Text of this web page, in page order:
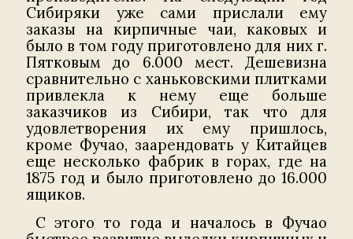
Сибиряки уже сами прислали ему
заказы на кирпичные чаи, каковых и
было в том году приготовлено для них г.
Пятковым до 6.000 мест. Дешевизна
сравнительно с ханьковскими плитками
привлекла к нему еще больше
заказчиков из Сибири, так что для
удовлетворения их ему пришлось,
кроме Фучао, заарендовать y Китайцев
еще несколько фабрик в горах, где на
1875 год и было приготовлено до 16.000
ящиков.
С этого то года и началось в Фучао